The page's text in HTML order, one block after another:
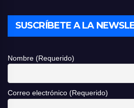
SUSCRÍBETE A LA
Nombre (Requerido)
Correo electrónico (Requerido)